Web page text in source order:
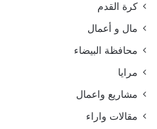
كرة القدم
مال و أعمال
محافظة البيضاء
مرايا
مشاريع واعمال
مقالات واراء